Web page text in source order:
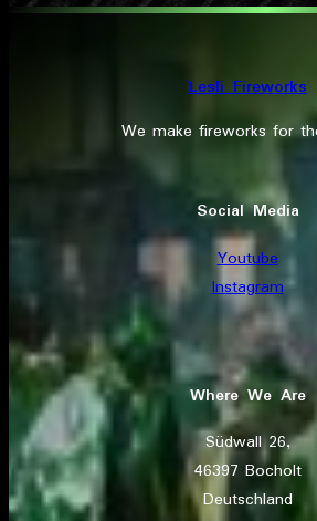
Lesli Fireworks
We make fireworks for
Social Media
Youtube
Instagram
Where We Are
Südwall 26,
46397 Bocholt
Deutschland